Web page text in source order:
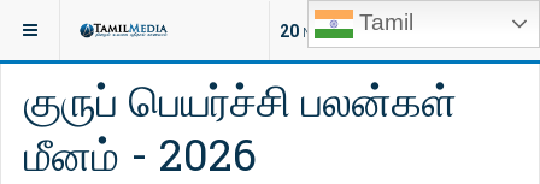
Tamil
20 NEW ARTICLES
இருக்குமிடம்: ஆன்மீகம்
குருப் பெயர்ச்சி பலன்கள்
மீனம் - 2026